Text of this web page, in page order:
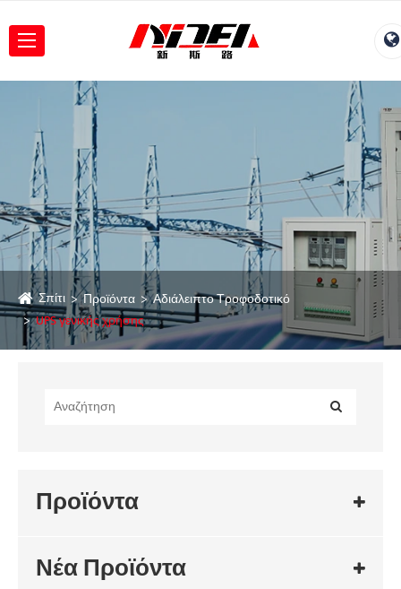
Σπίτι Προϊόντα
Αδιάλειπτο Τροφοδοτικό
UPS γενικής χρήσης
Προϊόντα
Νέα Προϊόντα